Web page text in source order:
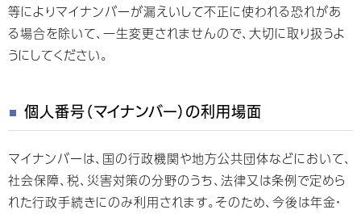
等によりマイナンバーが漏えいして不正に使われる恐れがあ
る場合を除いて、一生変更されませんので、大切に取り扱うよ
うにしてください。
個人番号（マイナンバー）の利用場面
マイナンバーは、国の行政機関や地方公共団体などにおいて、
社会保障、税、災害対策の分野のうち、法律又は条例で定めら
れた行政手続きにのみ利用されます。そのため、今後は年金・